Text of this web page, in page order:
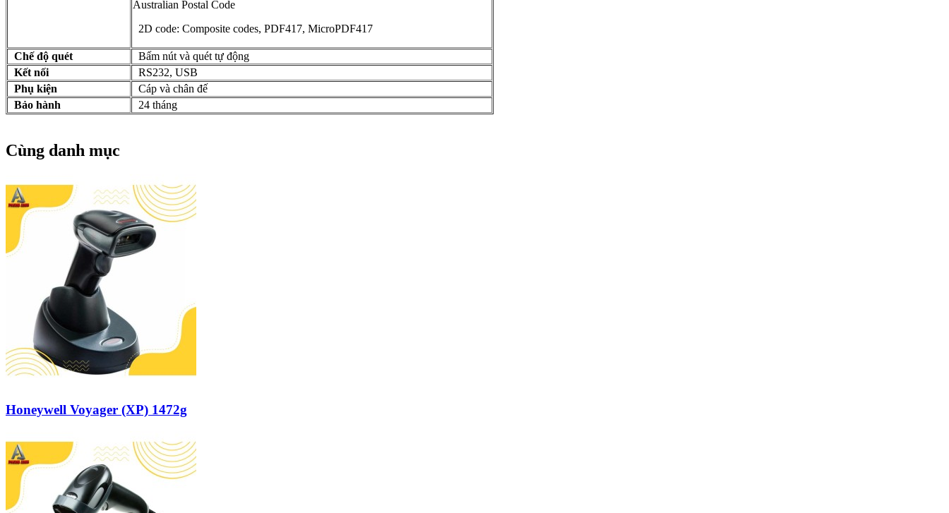
Australian Postal Code
2D code: Composite codes, PDF417, MicroPDF417
Chế độ quét
Bấm nút và quét tự động
Kết nối
RS232, USB
Phụ kiện
Cáp và chân đế
Bảo hành
24 tháng
Cùng danh mục
Honeywell Voyager (XP) 1472g